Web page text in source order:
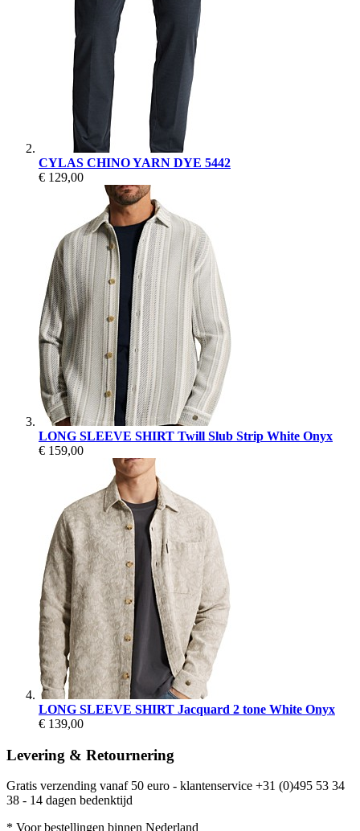
CYLAS CHINO YARN DYE 5442
€ 129,00
LONG SLEEVE SHIRT Twill Slub Strip White Onyx
€ 159,00
LONG SLEEVE SHIRT Jacquard 2 tone White Onyx
€ 139,00
Levering & Retournering
Gratis verzending vanaf 50 euro - klantenservice +31 (0)495 53 34
38 - 14 dagen bedenktijd
* Voor bestellingen binnen Nederland